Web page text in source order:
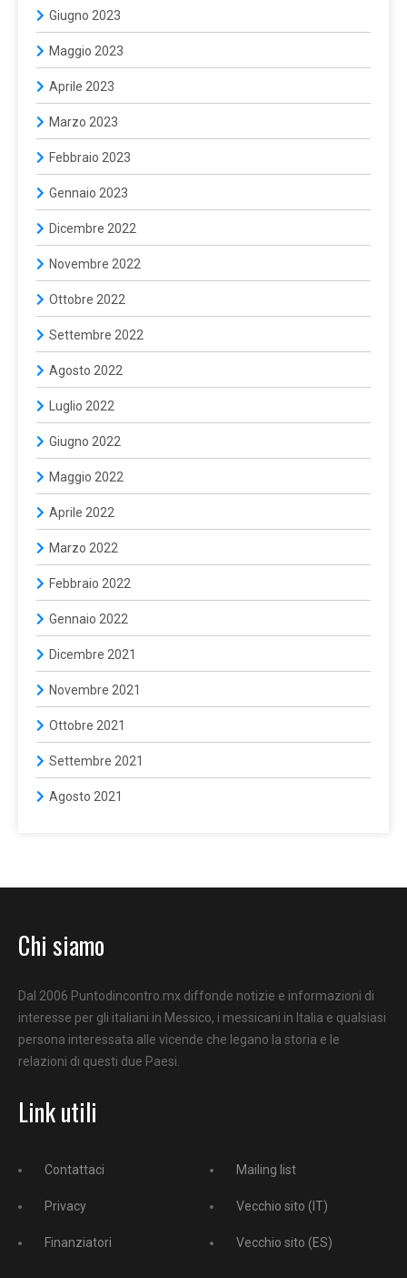
Giugno 2023
Maggio 2023
Aprile 2023
Marzo 2023
Febbraio 2023
Gennaio 2023
Dicembre 2022
Novembre 2022
Ottobre 2022
Settembre 2022
Agosto 2022
Luglio 2022
Giugno 2022
Maggio 2022
Aprile 2022
Marzo 2022
Febbraio 2022
Gennaio 2022
Dicembre 2021
Novembre 2021
Ottobre 2021
Settembre 2021
Agosto 2021
Chi siamo
Dal 2006 Puntodincontro.mx diffonde notizie e informazioni di
interesse per gli italiani in Messico, i messicani in Italia e qualsiasi
persona interessata alle vicende che legano la storia e le
relazioni di questi due Paesi.
Link utili
Contattaci
Privacy
Finanziatori
Mailing list
Vecchio sito (IT)
Vecchio sito (ES)